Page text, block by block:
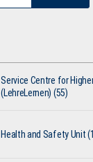
Service Centre for
(LehreLernen) (55)
Health and Safety Unit